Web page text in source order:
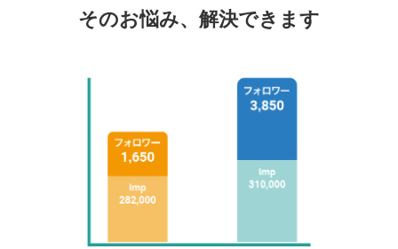
そのお悩み、解決できます